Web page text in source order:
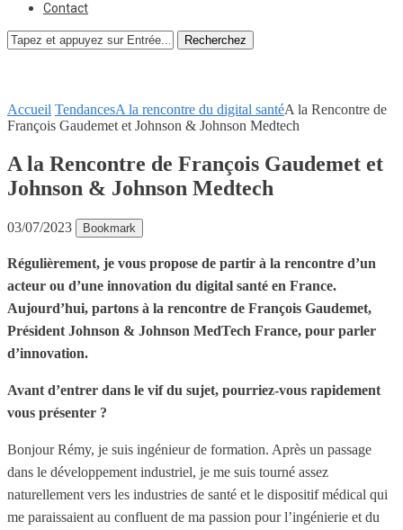
Contact
Recherchez
Accueil TendancesA la rencontre du digital santéA la Rencontre de
François Gaudemet et Johnson & Johnson Medtech
A la Rencontre de François Gaudemet et
Johnson & Johnson Medtech
03/07/2023 Bookmark
Régulièrement, je vous propose de partir à la rencontre d’un
acteur ou d’une innovation du digital santé en France.
Aujourd’hui, partons à la rencontre de François Gaudemet,
Président Johnson & Johnson MedTech France, pour parler
d’innovation.
Avant d’entrer dans le vif du sujet, pourriez-vous rapidement
vous présenter ?
Bonjour Rémy, je suis ingénieur de formation. Après un passage
dans le développement industriel, je me suis tourné assez
naturellement vers les industries de santé et le dispositif médical qui
me paraissaient au confluent de ma passion pour l’ingénierie et du